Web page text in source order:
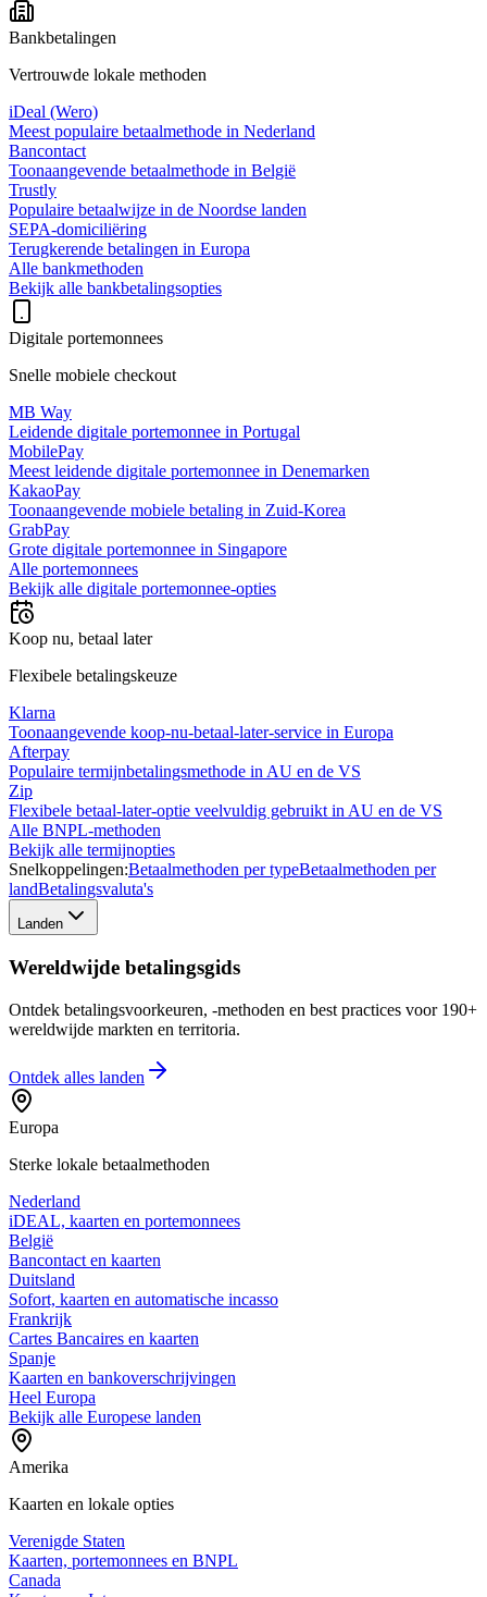
Bankbetalingen
Vertrouwde lokale methoden
iDeal (Wero)
Meest populaire betaalmethode in Nederland
Bancontact
Toonaangevende betaalmethode in België
Trustly
Populaire betaalwijze in de Noordse landen
SEPA-domiciliëring
Terugkerende betalingen in Europa
Alle bankmethoden
Bekijk alle bankbetalingsopties
Digitale portemonnees
Snelle mobiele checkout
MB Way
Leidende digitale portemonnee in Portugal
MobilePay
Meest leidende digitale portemonnee in Denemarken
KakaoPay
Toonaangevende mobiele betaling in Zuid-Korea
GrabPay
Grote digitale portemonnee in Singapore
Alle portemonnees
Bekijk alle digitale portemonnee-opties
Koop nu, betaal later
Flexibele betalingskeuze
Klarna
Toonaangevende koop-nu-betaal-later-service in Europa
Afterpay
Populaire termijnbetalingsmethode in AU en de VS
Zip
Flexibele betaal-later-optie veelvuldig gebruikt in AU en de VS
Alle BNPL-methoden
Bekijk alle termijnopties
Snelkoppelingen:Betaalmethoden per typeBetaalmethoden per
landBetalingsvaluta's
Landen
Wereldwijde betalingsgids
Ontdek betalingsvoorkeuren, -methoden en best practices voor 190+
wereldwijde markten en territoria.
Ontdek alles landen
Europa
Sterke lokale betaalmethoden
Nederland
iDEAL, kaarten en portemonnees
België
Bancontact en kaarten
Duitsland
Sofort, kaarten en automatische incasso
Frankrijk
Cartes Bancaires en kaarten
Spanje
Kaarten en bankoverschrijvingen
Heel Europa
Bekijk alle Europese landen
Amerika
Kaarten en lokale opties
Verenigde Staten
Kaarten, portemonnees en BNPL
Canada